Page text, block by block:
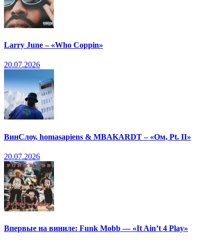
Larry June – «Who Coppin»
20.07.2026
ВинСлоу, homasapiens & MBAKARDT – «Ом, Pt. II»
20.07.2026
Впервые на виниле: Funk Mobb — «It Ain’t 4 Play»